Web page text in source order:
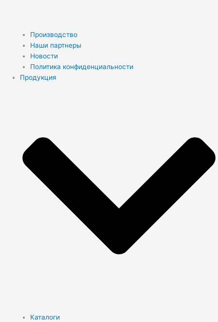
Производство
Наши партнеры
Новости
Политика конфиденциальности
Продукция
Каталоги